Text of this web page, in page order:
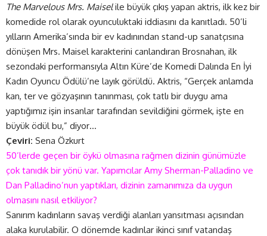
The Marvelous Mrs. Maiselile büyük çıkış yapan aktris, ilk kez bir
komedide rol olarak oyunculuktaki iddiasını da kanıtladı. 50’li
yılların Amerika’sında bir ev kadınından stand-up sanatçısına
dönüşen Mrs. Maisel karakterini canlandıran Brosnahan, ilk
sezondaki performansıyla Altın Küre’de Komedi Dalında En İyi
Kadın Oyuncu Ödülü’ne layık görüldü. Aktris, “Gerçek anlamda
kan, ter ve gözyaşının tanınması, çok tatlı bir duygu ama
yaptığımız işin insanlar tarafından sevildiğini görmek, işte en
büyük ödül bu,” diyor…
Çeviri: Sena Özkurt
50’lerde geçen bir öykü olmasına rağmen dizinin günümüzle
çok tanıdık bir yönü var. Yapımcılar Amy Sherman-Palladino ve
Dan Palladino’nun yaptıkları, dizinin zamanımıza da uygun
olmasını nasıl etkiliyor?
Sanırım kadınların savaş verdiği alanları yansıtması açısından
alaka kurulabilir. O dönemde kadınlar ikinci sınıf vatandaş